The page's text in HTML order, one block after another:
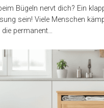
Bügeln nervt dich? Ein
sein! Viele Menschen
die permanent…